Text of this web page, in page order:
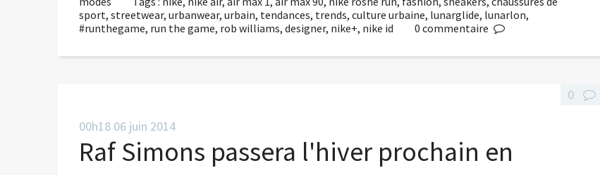
sport, streetwear, urbanwear, urbain, tendances, trends, culture urbaine, lunarglide, lunarlon,
#runthegame, run the game, rob williams, designer, nike+, nike id 0 commentaire
00h18 06 juin 2014
Raf Simons passera l'hiver prochain en
0